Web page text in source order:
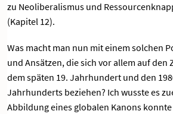
zu Neoliberalismus und
(Kapitel 12).
Was macht man nun mit einem solchen
und Ansätzen, die sich vor allem auf den
dem späten 19. Jahrhundert und den
Jahrhunderts beziehen? Ich wusste es
Abbildung eines globalen Kanons